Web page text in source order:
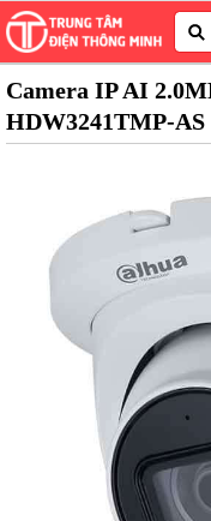
Camera IP AI
HDW3241TMP-AS